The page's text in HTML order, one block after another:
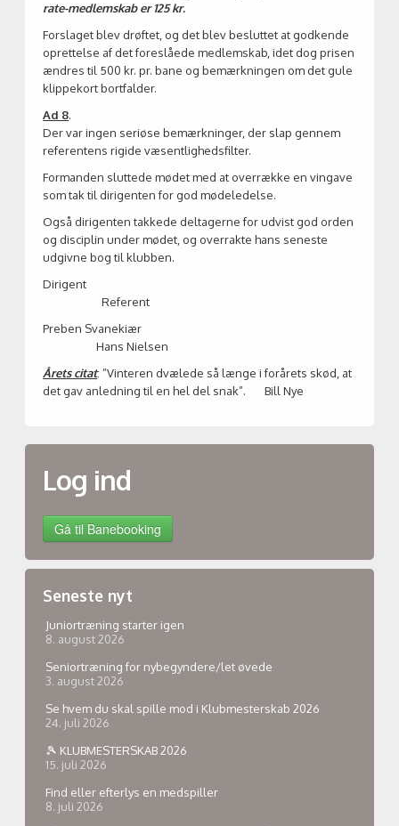
rate-medlemskab er 125 kr.
Forslaget blev drøftet, og det blev besluttet at godkende
oprettelse af det foreslåede medlemskab, idet dog prisen
ændres til 500 kr. pr. bane og bemærkningen om det gule
klippekort bortfalder.
Ad 8.
Der var ingen seriøse bemærkninger, der slap gennem
referentens rigide væsentlighedsfilter.
Formanden sluttede mødet med at overrække en vingave
som tak til dirigenten for god mødeledelse.
Også dirigenten takkede deltagerne for udvist god orden
og disciplin under mødet, og overrakte hans seneste
udgivne bog til klubben.
Dirigent
Referent
Preben Svanekiær
Hans Nielsen
Årets citat: ”Vinteren dvælede så længe i forårets skød, at
det gav anledning til en hel del snak”. Bill Nye
Log ind
Seneste nyt
Juniortræning starter igen
8. august 2026
Seniortræning for nybegyndere/let øvede
3. august 2026
Se hvem du skal spille mod i Klubmesterskab 2026
24. juli 2026
🎾 KLUBMESTERSKAB 2026
15. juli 2026
Find eller efterlys en medspiller
8. juli 2026